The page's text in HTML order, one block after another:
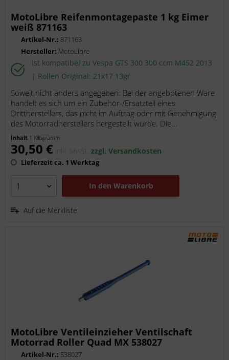
MotoLibre Reifenmontagepaste 1 kg Eimer
weiß 871163
Artikel-Nr.: 871163
Hersteller: MotoLibre
Ist kompatibel zu Vespa GTS 300 300 ccm M452 2013
| Rollen Original: 21x17 13gr
Soweit nicht anders angegeben: Bei der angebotenen Ware
handelt es sich um ein Zubehör-/Ersatzteil eines
Drittherstellers, das nicht im Auftrag oder mit Genehmigung
des Motorradherstellers hergestellt wurde. Die...
Inhalt 1 Kilogramm
30,50 € inkl. MwSt.zzgl. Versandkosten
Lieferzeit ca. 1 Werktag
In den Warenkorb
Auf die Merkliste
MotoLibre Ventileinzieher Ventilschaft
Motorrad Roller Quad MX 538027
Artikel-Nr.: 538027